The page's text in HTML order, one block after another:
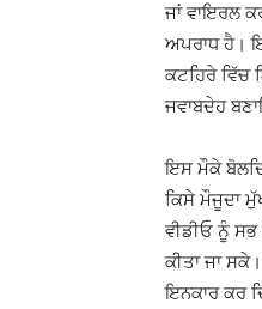
ਜਾਂ ਵਾਇਰਲ
ਅਪਰਾਧ ਹੈ।
ਕਟਹਿਰੇ ਵਿੱਚ
ਜਵਾਬਦੇਹ
ਇਸ ਮੌਕੇ
ਕਿਸੇ ਮੌਜੂਦਾ
ਵੀਡੀਓ ਨੂੰ
ਕੀਤਾ ਜਾ
ਇਨਕਾਰ ਕਰ